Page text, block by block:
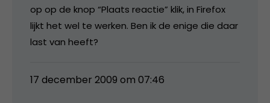
op op de knop “Plaats reactie” klik, in Firefox
lijkt het wel te werken. Ben ik de enige die daar
last van heeft?
17 december 2009 om 07:46